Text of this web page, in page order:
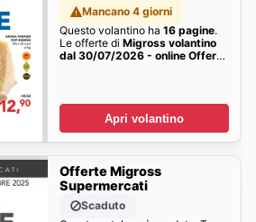
Mancano 4 giorni
Questo volantino ha 16 pagine.
Le offerte di Migross volantino
dal 30/07/2026 - online Offerte
Apri volantino
Offerte Migross
Supermercati
Scaduto